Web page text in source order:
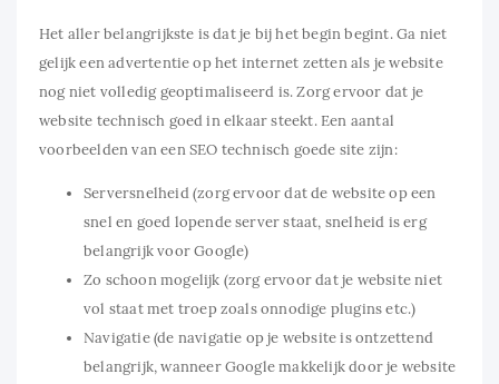
Het aller belangrijkste is dat je bij het begin begint. Ga niet
gelijk een advertentie op het internet zetten als je website
nog niet volledig geoptimaliseerd is. Zorg ervoor dat je
website technisch goed in elkaar steekt. Een aantal
voorbeelden van een SEO technisch goede site zijn:
Serversnelheid (zorg ervoor dat de website op een
snel en goed lopende server staat, snelheid is erg
belangrijk voor Google)
Zo schoon mogelijk (zorg ervoor dat je website niet
vol staat met troep zoals onnodige plugins etc.)
Navigatie (de navigatie op je website is ontzettend
belangrijk, wanneer Google makkelijk door je website